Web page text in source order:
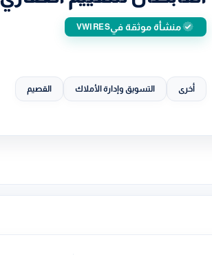
منشأة موثقة فيVWIRES
أخرى التسويق وإدارة الأملاك القصيم